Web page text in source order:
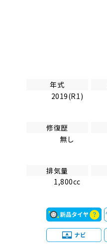
年式
2019(R1)
修復歴
無し
排気量
1,800cc